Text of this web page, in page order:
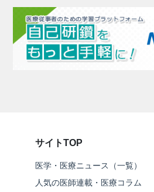
サイトTOP
医学・医療ニュース（一覧）
人気の医師連載・医療コラム